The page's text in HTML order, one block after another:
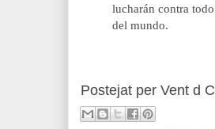
lucharán contra
del mundo.
Postejat per Vent d